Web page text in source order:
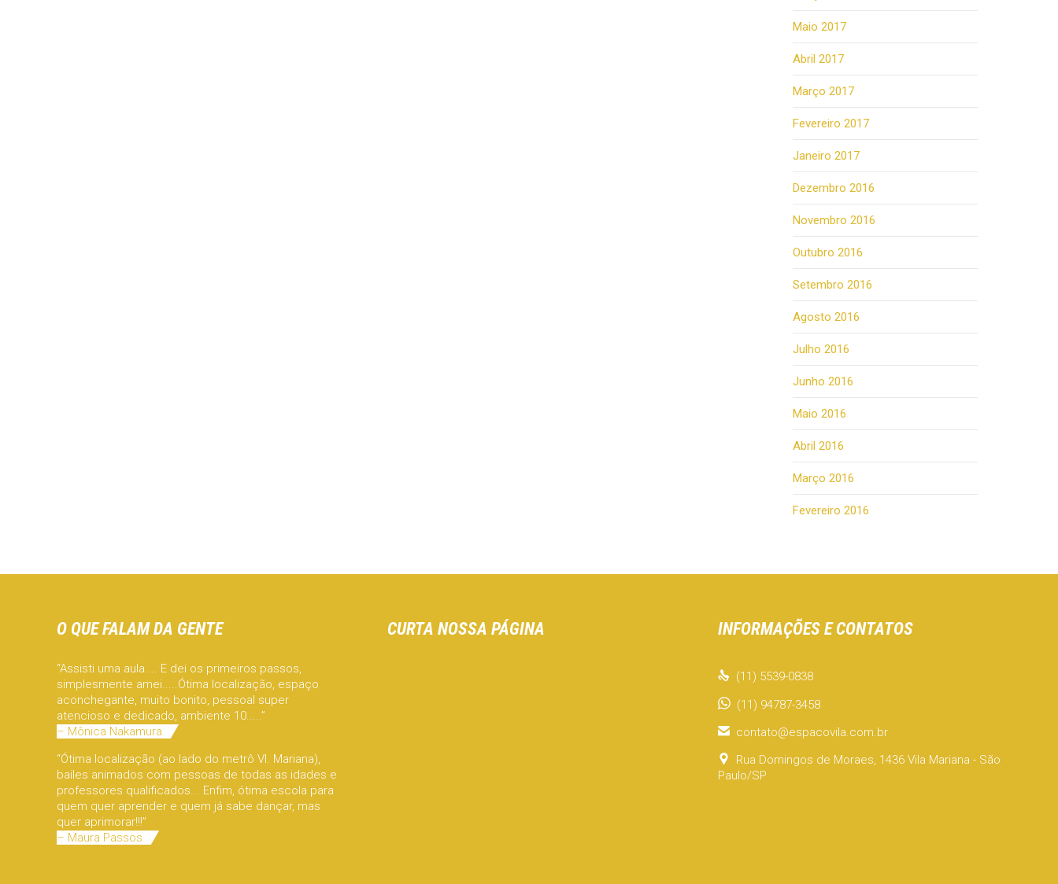
Maio 2017
Abril 2017
Março 2017
Fevereiro 2017
Janeiro 2017
Dezembro 2016
Novembro 2016
Outubro 2016
Setembro 2016
Agosto 2016
Julho 2016
Junho 2016
Maio 2016
Abril 2016
Março 2016
Fevereiro 2016
O QUE FALAM DA GENTE
“Assisti uma aula.... E dei os primeiros passos,
simplesmente amei.....Ótima localização, espaço
aconchegante, muito bonito, pessoal super
atencioso e dedicado, ambiente 10.....”
– Mônica Nakamura
“Ótima localização (ao lado do metrô Vl. Mariana),
bailes animados com pessoas de todas as idades e
professores qualificados... Enfim, ótima escola para
quem quer aprender e quem já sabe dançar, mas
quer aprimorar!!!”
– Maura Passos
CURTA NOSSA PÁGINA INFORMAÇÕES E CONTATOS
 (11) 5539-0838
(11) 94787-3458
 contato@espacovila.com.br

Rua Domingos de Moraes, 1436 Vila Mariana - São
Paulo/SP